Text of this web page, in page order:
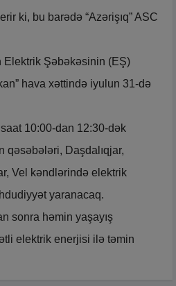
ki, bu barədə “Azərişıq” ASC
Elektrik Şəbəkəsinin (EŞ)
hava xəttində iyulun 31-də
10:00-dan 12:30-dək
qəsəbələri, Daşdalıqjar,
Vel kəndlərində elektrik
yaranacaq.
sonra həmin yaşayış
elektrik enerjisi ilə təmin